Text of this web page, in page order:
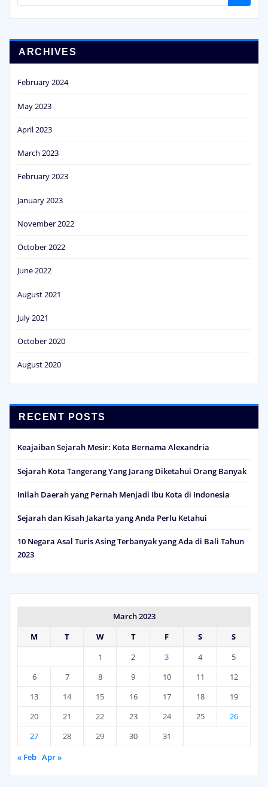
ARCHIVES
February 2024
May 2023
April 2023
March 2023
February 2023
January 2023
November 2022
October 2022
June 2022
August 2021
July 2021
October 2020
August 2020
RECENT POSTS
Keajaiban Sejarah Mesir: Kota Bernama Alexandria
Sejarah Kota Tangerang Yang Jarang Diketahui Orang Banyak
Inilah Daerah yang Pernah Menjadi Ibu Kota di Indonesia
Sejarah dan Kisah Jakarta yang Anda Perlu Ketahui
10 Negara Asal Turis Asing Terbanyak yang Ada di Bali Tahun
2023
March 2023
M
T W T F S
S
1
2 3 4
5
6
7 8 9 10 11
12
13
14 15 16 17 18
19
20
21 22 23 24 25
26
27
28 29 30
31
« Feb Apr »